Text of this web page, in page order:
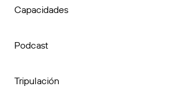
Capacidades
Podcast
Tripulación